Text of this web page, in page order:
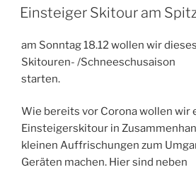
AM
Einsteiger Skitour am
am Sonntag 18.12 wollen wir
Skitouren- /Schneeschusaison
starten.
Wie bereits vor Corona wollen wir
Einsteigerskitour in
kleinen Auffrischungen zum
Geräten machen. Hier sind neben